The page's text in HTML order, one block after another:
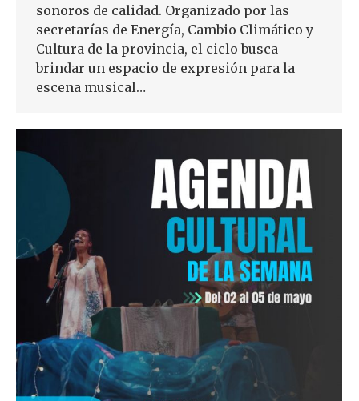
sonoros de calidad. Organizado por las
secretarías de Energía, Cambio Climático y
Cultura de la provincia, el ciclo busca
brindar un espacio de expresión para la
escena musical…